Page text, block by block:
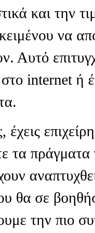
και την
να
Αυτό
internet ή
τα πράγματα
θα σε
την πιο